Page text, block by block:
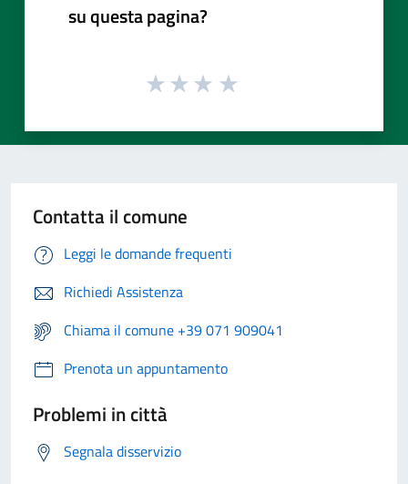
su questa pagina?
Contatta il comune
Leggi le domande frequenti
Richiedi Assistenza
Chiama il comune +39 071 909041
Prenota un appuntamento
Problemi in città
Segnala disservizio